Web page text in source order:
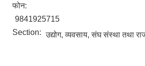
फोन:
9841925715
Section: उद्योग, व्यवसाय, संघ संस्था तथा